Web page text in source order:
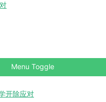
Menu Toggle
开除应对